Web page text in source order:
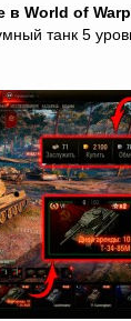
в World of
танк 5